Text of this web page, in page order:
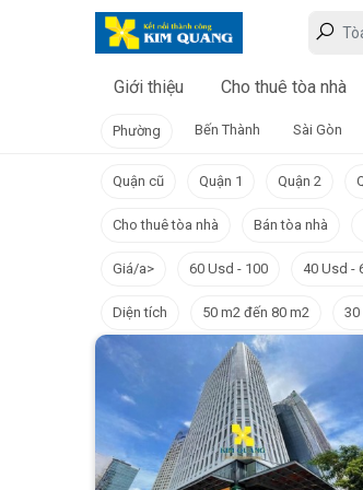
Giới thiệu Cho thuê tòa nhà
Phường Bến Thành Sài Gòn
Quận cũ Quận 1 Quận 2
Cho thuê tòa nhà Bán tòa nhà
Giá/a> 60 Usd - 100 40 Usd -
Diện tích 50 m2 đến 80 m2 30